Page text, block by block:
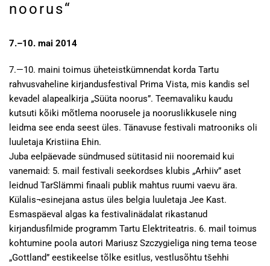
noorus“
7.–10. mai 2014
7.—10. maini toimus üheteistkümnendat korda Tartu
rahvusvaheline kirjandusfestival Prima Vista, mis kandis sel
kevadel alapealkirja „Süüta noorus”. Teemavaliku kaudu
kutsuti kõiki mõtlema noorusele ja nooruslikkusele ning
leidma see enda seest üles. Tänavuse festivali matrooniks oli
luuletaja Kristiina Ehin.
Juba eelpäevade sündmused sütitasid nii nooremaid kui
vanemaid: 5. mail festivali seekordses klubis „Arhiiv” aset
leidnud TarSlämmi finaali publik mahtus ruumi vaevu ära.
Külalis¬esinejana astus üles belgia luuletaja Jee Kast.
Esmaspäeval algas ka festivalinädalat rikastanud
kirjandusfilmide programm Tartu Elektriteatris. 6. mail toimus
kohtumine poola autori Mariusz Szczygieliga ning tema teose
„Gottland” eestikeelse tõlke esitlus, vestlusõhtu tšehhi